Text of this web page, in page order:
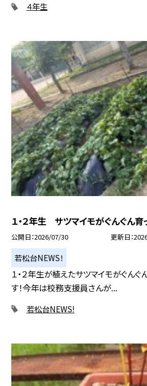
４年生
１・２年生 サツマイモがぐんぐん育
公開日 2026/07/30 更新日
若松台NEWS！
１・２年生が植えたサツマイモがぐん
す！今年は校務支援員さんが...
若松台NEWS!